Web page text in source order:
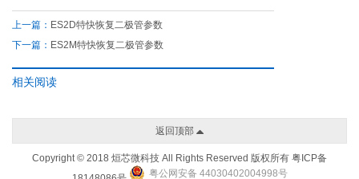
上一篇： ES2D特快恢复二极管参数
下一篇： ES2M特快恢复二极管参数
相关阅读
返回顶部
Copyright © 2018 烜芯微科技 All Rights Reserved 版权所有 粤ICP备
粤公网安备 44030402004998号